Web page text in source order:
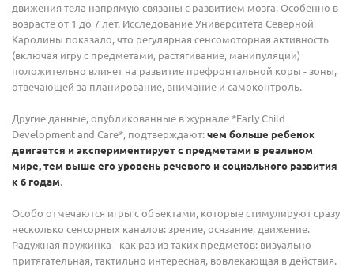
движения тела напрямую связаны с развитием мозга. Особенно в
возрасте от 1 до 7 лет. Исследование Университета Северной
Каролины показало, что регулярная сенсомоторная активность
(включая игру с предметами, растягивание, манипуляции)
положительно влияет на развитие префронтальной коры - зоны,
отвечающей за планирование, внимание и самоконтроль.
Другие данные, опубликованные в журнале *Early Child
Development and Care*, подтверждают: чем больше ребенок
двигается и экспериментирует с предметами в реальном
мире, тем выше его уровень речевого и социального развития
к 6 годам.
Особо отмечаются игры с объектами, которые стимулируют сразу
несколько сенсорных каналов: зрение, осязание, движение.
Радужная пружинка - как раз из таких предметов: визуально
притягательная, тактильно интересная, вовлекающая в действия.